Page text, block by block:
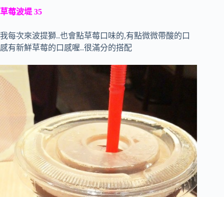
草莓波堤 35
我每次來波提獅..也會點草莓口味的,有點微微帶酸的口
感有新鮮草莓的口感喔..很滿分的搭配